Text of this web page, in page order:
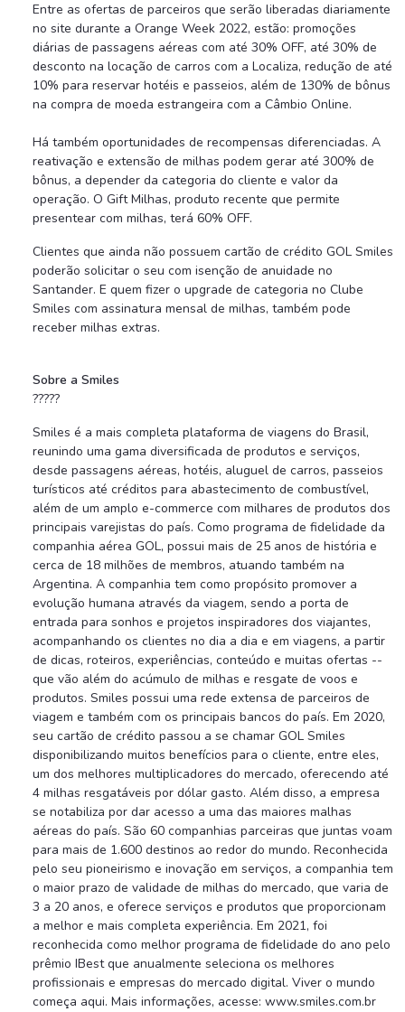
Entre as ofertas de parceiros que serão liberadas diariamente
no site durante a Orange Week 2022, estão: promoções
diárias de passagens aéreas com até 30% OFF, até 30% de
desconto na locação de carros com a Localiza, redução de até
10% para reservar hotéis e passeios, além de 130% de bônus
na compra de moeda estrangeira com a Câmbio Online.
Há também oportunidades de recompensas diferenciadas. A
reativação e extensão de milhas podem gerar até 300% de
bônus, a depender da categoria do cliente e valor da
operação. O Gift Milhas, produto recente que permite
presentear com milhas, terá 60% OFF.
Clientes que ainda não possuem cartão de crédito GOL Smiles
poderão solicitar o seu com isenção de anuidade no
Santander. E quem fizer o upgrade de categoria no Clube
Smiles com assinatura mensal de milhas, também pode
receber milhas extras.
Sobre a Smiles
?????
Smiles é a mais completa plataforma de viagens do Brasil,
reunindo uma gama diversificada de produtos e serviços,
desde passagens aéreas, hotéis, aluguel de carros, passeios
turísticos até créditos para abastecimento de combustível,
além de um amplo e-commerce com milhares de produtos dos
principais varejistas do país. Como programa de fidelidade da
companhia aérea GOL, possui mais de 25 anos de história e
cerca de 18 milhões de membros, atuando também na
Argentina. A companhia tem como propósito promover a
evolução humana através da viagem, sendo a porta de
entrada para sonhos e projetos inspiradores dos viajantes,
acompanhando os clientes no dia a dia e em viagens, a partir
de dicas, roteiros, experiências, conteúdo e muitas ofertas --
que vão além do acúmulo de milhas e resgate de voos e
produtos. Smiles possui uma rede extensa de parceiros de
viagem e também com os principais bancos do país. Em 2020,
seu cartão de crédito passou a se chamar GOL Smiles
disponibilizando muitos benefícios para o cliente, entre eles,
um dos melhores multiplicadores do mercado, oferecendo até
4 milhas resgatáveis por dólar gasto. Além disso, a empresa
se notabiliza por dar acesso a uma das maiores malhas
aéreas do país. São 60 companhias parceiras que juntas voam
para mais de 1.600 destinos ao redor do mundo. Reconhecida
pelo seu pioneirismo e inovação em serviços, a companhia tem
o maior prazo de validade de milhas do mercado, que varia de
3 a 20 anos, e oferece serviços e produtos que proporcionam
a melhor e mais completa experiência. Em 2021, foi
reconhecida como melhor programa de fidelidade do ano pelo
prêmio IBest que anualmente seleciona os melhores
profissionais e empresas do mercado digital. Viver o mundo
começa aqui. Mais informações, acesse: www.smiles.com.br